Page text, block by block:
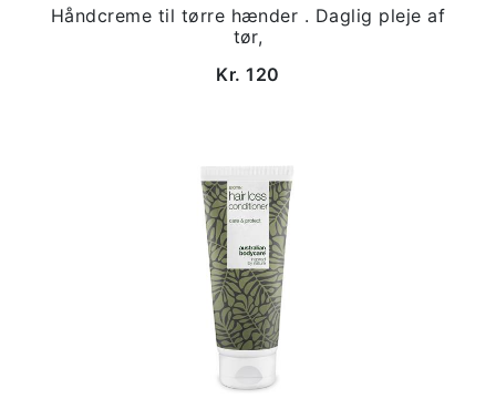
Håndcreme til tørre hænder . Daglig pleje af
tør,
Kr. 120